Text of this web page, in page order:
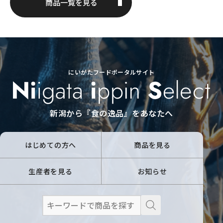
商品一覧を見る
にいがたフードポータルサイト
新潟から『食の逸品』をあなたへ
はじめての方へ 商品を見る
生産者を見る お知らせ
検